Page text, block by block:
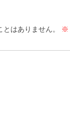
はありません。 ※